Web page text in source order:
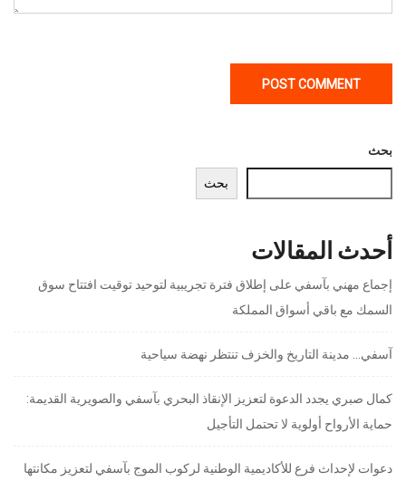
بحث
بحث
أحدث المقالات
إجماع مهني بآسفي على إطلاق فترة تجريبية لتوحيد توقيت افتتاح سوق
السمك مع باقي أسواق المملكة
آسفي… مدينة التاريخ والخزف تنتظر نهضة سياحية
كمال صبري يجدد الدعوة لتعزيز الإنقاذ البحري بآسفي والصويرية القديمة:
حماية الأرواح أولوية لا تحتمل التأجيل
دعوات لإحداث فرع للأكاديمية الوطنية لركوب الموج بآسفي لتعزيز مكانتها